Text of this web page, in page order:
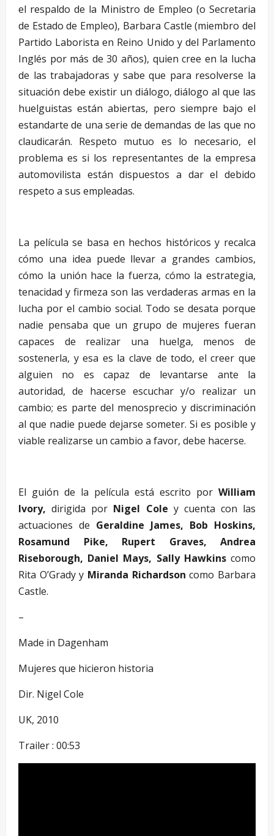
el respaldo de la Ministro de Empleo (o Secretaria
de Estado de Empleo), Barbara Castle (miembro del
Partido Laborista en Reino Unido y del Parlamento
Inglés por más de 30 años), quien cree en la lucha
de las trabajadoras y sabe que para resolverse la
situación debe existir un diálogo, diálogo al que las
huelguistas están abiertas, pero siempre bajo el
estandarte de una serie de demandas de las que no
claudicarán. Respeto mutuo es lo necesario, el
problema es si los representantes de la empresa
automovilista están dispuestos a dar el debido
respeto a sus empleadas.
La película se basa en hechos históricos y recalca
cómo una idea puede llevar a grandes cambios,
cómo la unión hace la fuerza, cómo la estrategia,
tenacidad y firmeza son las verdaderas armas en la
lucha por el cambio social. Todo se desata porque
nadie pensaba que un grupo de mujeres fueran
capaces de realizar una huelga, menos de
sostenerla, y esa es la clave de todo, el creer que
alguien no es capaz de levantarse ante la
autoridad, de hacerse escuchar y/o realizar un
cambio; es parte del menosprecio y discriminación
al que nadie puede dejarse someter. Si es posible y
viable realizarse un cambio a favor, debe hacerse.
El guión de la película está escrito por William
Ivory, dirigida por Nigel Cole y cuenta con las
actuaciones de Geraldine James, Bob Hoskins,
Rosamund Pike, Rupert Graves, Andrea
Riseborough, Daniel Mays, Sally Hawkins como
Rita O’Grady y Miranda Richardson como Barbara
Castle.
–
Made in Dagenham
Mujeres que hicieron historia
Dir. Nigel Cole
UK, 2010
Trailer : 00:53